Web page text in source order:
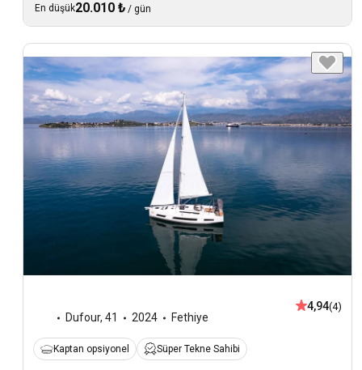
En düşük20.010 ₺ / gün
Dufour, 41 2024 Fethiye
4,94(4)
Kaptan opsiyonel Süper Tekne Sahibi